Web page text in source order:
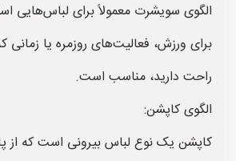
الگوی سویشرت معمولاً برای لباس‌هایی
برای ورزش، فعالیت‌های روزمره یا زمانی
راحت دارید، مناسب است.
الگوی کاپشن:
کاپشن یک نوع لباس بیرونی است که از